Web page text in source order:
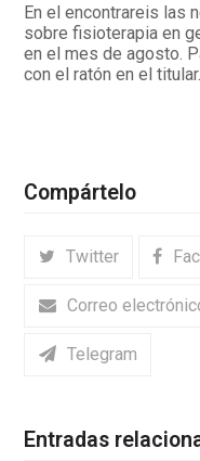
En el encontrareis las
sobre fisioterapia en
en el mes de agosto.
con el ratón en el titular.
Compártelo
Twitter
Correo
Telegram
Entradas